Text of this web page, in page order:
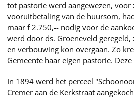
tot pastorie werd aangewezen,
vooruitbetaling van de huursom,
maar f 2.750,-- nodig voor de
werd door ds. Groeneveld
en verbouwing kon overgaan. Zo
Gemeente haar eigen pastorie.
In 1894 werd het perceel
Cremer aan de Kerkstraat